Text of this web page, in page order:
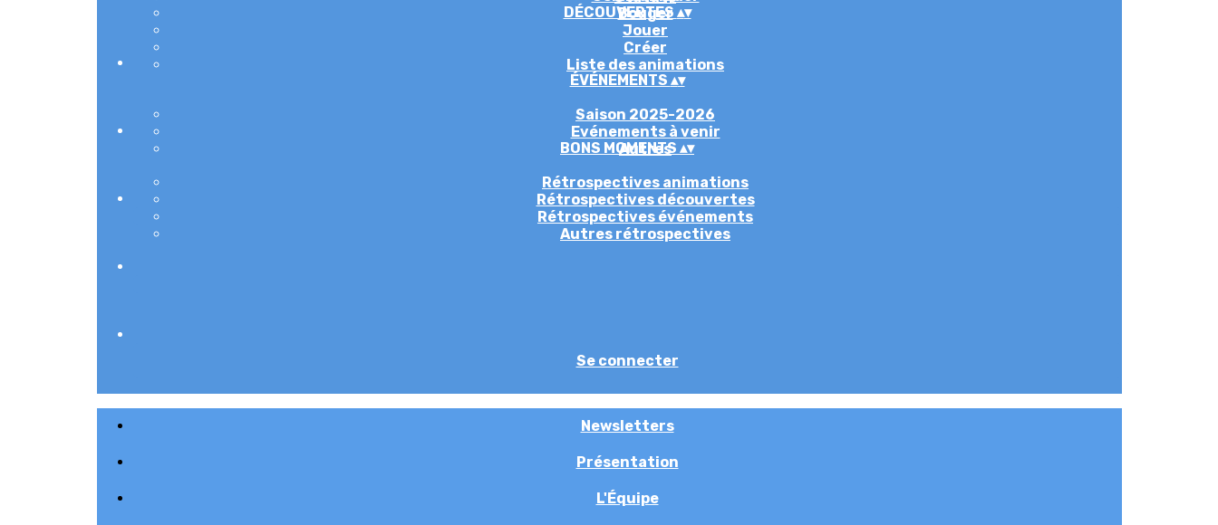
Bouger
Jouer
Créer
Liste des animations
DÉCOUVERTES ▴▾
ÉVÉNEMENTS ▴▾
Saison 2025-2026
Evénements à venir
Autres
BONS MOMENTS ▴▾
Rétrospectives animations
Rétrospectives découvertes
Rétrospectives événements
Autres rétrospectives
Se connecter
Newsletters
Présentation
L'Équipe